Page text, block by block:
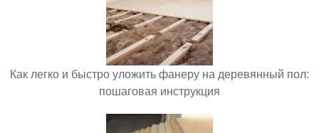
Как легко и быстро уложить фанеру на деревянный пол:
пошаговая инструкция